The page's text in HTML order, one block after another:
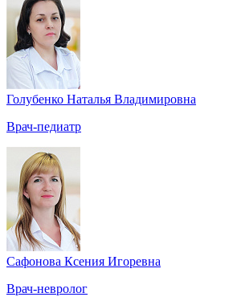
Голубенко Наталья Владимировна
Врач-педиатр
Сафонова Ксения Игоревна
Врач-невролог